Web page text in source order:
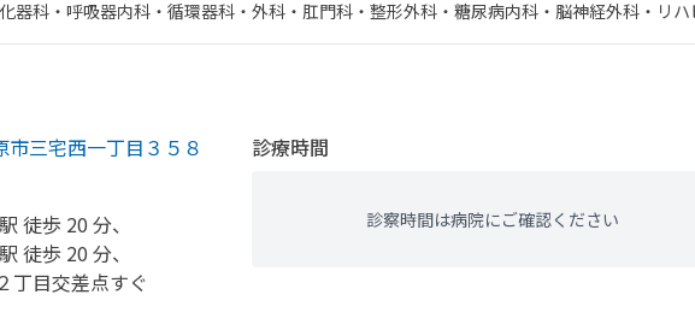
器科・​呼吸器内科・​循環器科・​外科・​肛門科・​整形外科・​糖尿病内科・​脳神経外科・​リハ
市三宅西一丁目３５８
徒歩 20 分、
徒歩 20 分、
丁目交差点すぐ
診療時間
診察時間は病院にご確認ください